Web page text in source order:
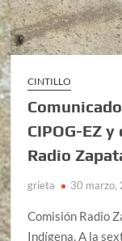
CINTILLO
CIPOG-EZ
Radio
grieta 30 marzo,
Comisión Radio
Indígena, A la